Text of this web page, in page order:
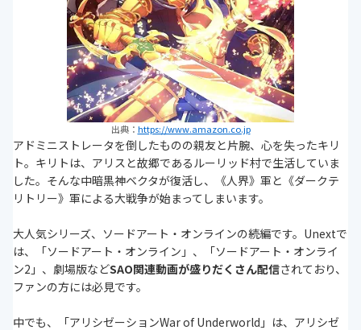
出典： https://www.amazon.co.jp
アドミニストレータを倒したものの親友と片腕、心を失ったキリ
ト。キリトは、アリスと故郷であるルーリッド村で生活していま
した。そんな中暗黒神ベクタが復活し、《人界》軍と《ダークテ
リトリー》軍による大戦争が始まってしまいます。
大人気シリーズ、ソードアート・オンラインの続編です。Unextで
は、「ソードアート・オンライン」、「ソードアート・オンライ
ン2」、劇場版などSAO関連動画が盛りだくさん配信されており、
ファンの方には必見です。
中でも、「アリシゼーションWar of Underworld」は、アリシゼ